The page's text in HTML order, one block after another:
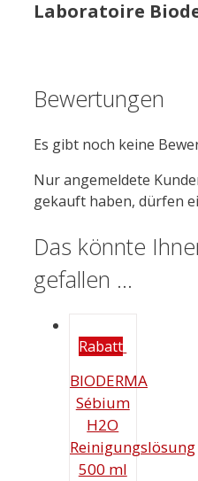
Laboratoire
Bewertungen
Es gibt noch keine
Nur angemeldete
gekauft haben, dürfen
Das könnte
gefallen …
Rabatt
BIODERMA
Sébium
H2O
Reinigungslösung
500 ml